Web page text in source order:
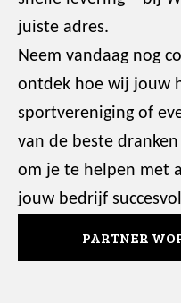
juiste adres.
Neem vandaag nog
ontdek hoe wij jouw
sportvereniging of
van de beste
om je te helpen met
jouw bedrijf
PARTNER